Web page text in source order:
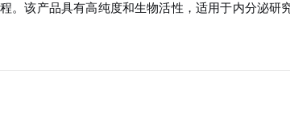
。该产品具有高纯度和生物活性，适用于内分泌研